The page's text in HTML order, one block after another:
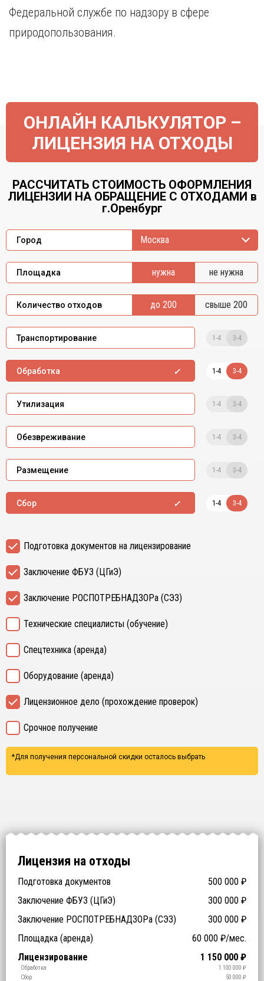
Нижний Новгород
Нижний Тагил
Новокузнецк
Федеральной службе по надзору в сфере
природопользования.
ОНЛАЙН КАЛЬКУЛЯТОР –
ЛИЦЕНЗИЯ НА ОТХОДЫ
РАССЧИТАТЬ СТОИМОСТЬ ОФОРМЛЕНИЯ
ЛИЦЕНЗИИ НА ОБРАЩЕНИЕ С ОТХОДАМИ в
г.Оренбург
Город Москва
Площадка нужна не нужна
Количество отходов до 200 свыше 200
Транспортирование 1-4 3-4
Обработка 1-4 3-4
Утилизация 1-4 3-4
Обезвреживание 1-4 3-4
Размещение 1-4 3-4
Сбор 1-4 3-4
Подготовка документов на лицензирование
Заключение ФБУЗ (ЦГиЭ)
Заключение РОСПОТРЕБНАДЗОРа (СЭЗ)
Технические специалисты (обучение)
Спецтехника (аренда)
Оборудование (аренда)
Лицензионное дело (прохождение проверок)
Срочное получение
*Для получения персональной скидки осталось выбрать
Лицензия на отходы
Подготовка документов 500 000 ₽
Заключение ФБУЗ (ЦГиЭ)
300 000 ₽
Заключение РОСПОТРЕБНАДЗОРа (СЭЗ)
300 000 ₽
Технические специалисты (обучение)
₽
Отходы > 200 ₽
Спецтехника (аренда) ₽
Оборудование (аренда) ₽
Площадка (аренда) 60 000 ₽/мес.
Срочное получение
₽
1-4 классы отходов ₽
Лицензирование 1 150 000 ₽
Транспортирование ₽
Обработка 1 100 000 ₽
Утилизация
₽
Обезвреживание ₽
Размещение ₽
Сбор 50 000 ₽